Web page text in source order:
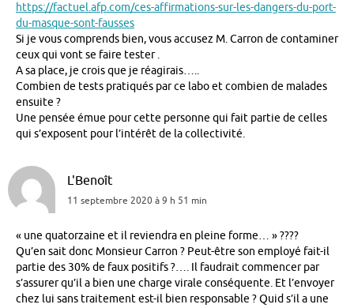
https://factuel.afp.com/ces-affirmations-sur-les-dangers-du-port-
du-masque-sont-fausses
Si je vous comprends bien, vous accusez M. Carron de contaminer
ceux qui vont se faire tester .
A sa place, je crois que je réagirais…..
Combien de tests pratiqués par ce labo et combien de malades
ensuite ?
Une pensée émue pour cette personne qui fait partie de celles
qui s’exposent pour l’intérêt de la collectivité.
L'Benoît
11 septembre 2020 à 9 h 51 min
« une quatorzaine et il reviendra en pleine forme… » ????
Qu’en sait donc Monsieur Carron ? Peut-être son employé fait-il
partie des 30% de faux positifs ?…. Il faudrait commencer par
s’assurer qu’il a bien une charge virale conséquente. Et l’envoyer
chez lui sans traitement est-il bien responsable ? Quid s’il a une